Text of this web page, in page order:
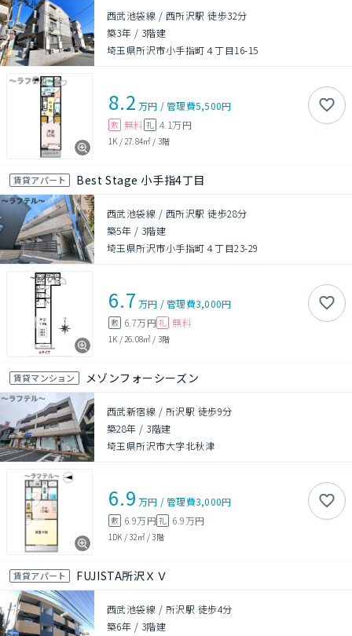
西武池袋線 / 西所沢駅 徒歩32分
築3年 / 3階建
埼玉県所沢市小手指町４丁目16-15
8.2 万円 /管理費5,500円
敷 無料 礼 4.1万円
1K / 27.84㎡ / 3階
賃貸アパート Best Stage 小手指4丁目
西武池袋線 / 西所沢駅 徒歩28分
築5年 / 3階建
埼玉県所沢市小手指町４丁目23-29
6.7 万円 /管理費3,000円
敷 6.7万円 礼 無料
1K / 26.08㎡ / 3階
賃貸マンション メゾンフォーシーズン
西武新宿線 / 所沢駅 徒歩9分
築28年 / 3階建
埼玉県所沢市大字北秋津
6.9 万円 /管理費3,000円
敷 6.9万円礼 6.9万円
1DK /32㎡/3階
賃貸アパート FUJISTA所沢ＸＶ
西武池袋線 / 所沢駅 徒歩4分
築6年 / 3階建